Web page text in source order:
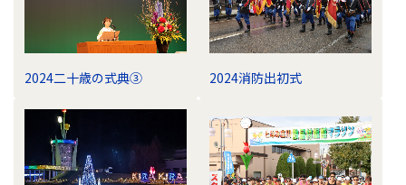
2024二十歳の式典③ 2024消防出初式